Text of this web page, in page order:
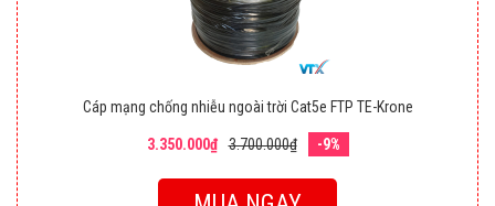
Cáp mạng chống nhiễu ngoài trời Cat5e FTP TE-Krone
3.350.000₫ 3.700.000₫ -9%